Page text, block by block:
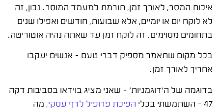
איכות המסר, לאורך זמן, תורמת למעמד המוסר. נכון, זה
לא לוקח יום או יומיים, אלא שבועות, חודשים ואפילו שנים
בתחומים מסוימים. זה לוקח זמן עד שאתה נהיה אוטוריטה.
בכל מקום שתאמר מספיק דברי טעם – אנשים יעקבו
אחריך לאורך זמן.
בדוגמה של ה'דוגמניות' – שאני מציג בוידאו בסביבות דקה
47 – השתמשתי בכלי
הפיכת פרופיל לדף עסקי, מה